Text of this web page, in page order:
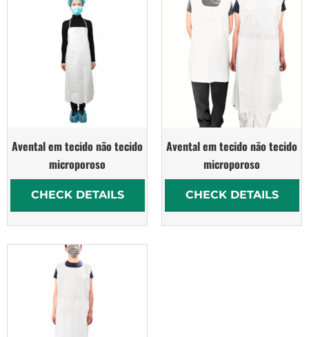
Avental em tecido não tecido
microporoso
CHECK DETAILS
Avental em tecido não tecido
microporoso
CHECK DETAILS